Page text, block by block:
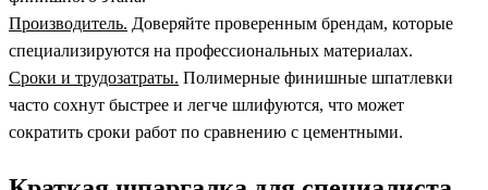
Производитель. Доверяйте проверенным брендам, которые
специализируются на профессиональных материалах.
Сроки и трудозатраты. Полимерные финишные шпатлевки
часто сохнут быстрее и легче шлифуются, что может
сократить сроки работ по сравнению с цементными.